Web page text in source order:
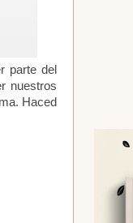
parte del
nuestros
Haced